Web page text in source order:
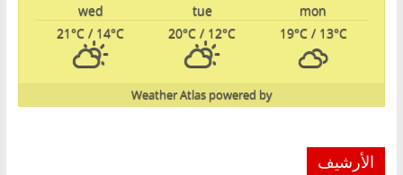
mon
tue
wed
19°C/ 13°C
20°C / 12°C
21°C / 14°C
powered by
Weather Atlas
الأرشيف